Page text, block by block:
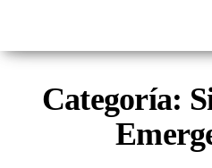
Categoría: